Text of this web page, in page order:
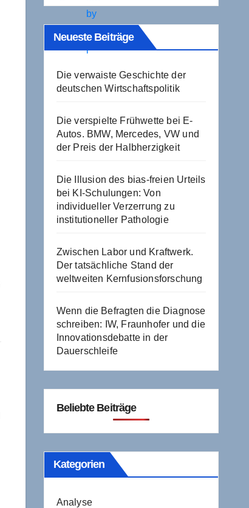
Neueste Beiträge
Die verwaiste Geschichte der
deutschen Wirtschaftspolitik
Die verspielte Frühwette bei E-
Autos. BMW, Mercedes, VW und
der Preis der Halbherzigkeit
Die Illusion des bias-freien Urteils
bei KI-Schulungen: Von
individueller Verzerrung zu
institutioneller Pathologie
Zwischen Labor und Kraftwerk.
Der tatsächliche Stand der
weltweiten Kernfusionsforschung
Wenn die Befragten die Diagnose
schreiben: IW, Fraunhofer und die
Innovationsdebatte in der
Dauerschleife
Beliebte Beiträge
Kategorien
Analyse